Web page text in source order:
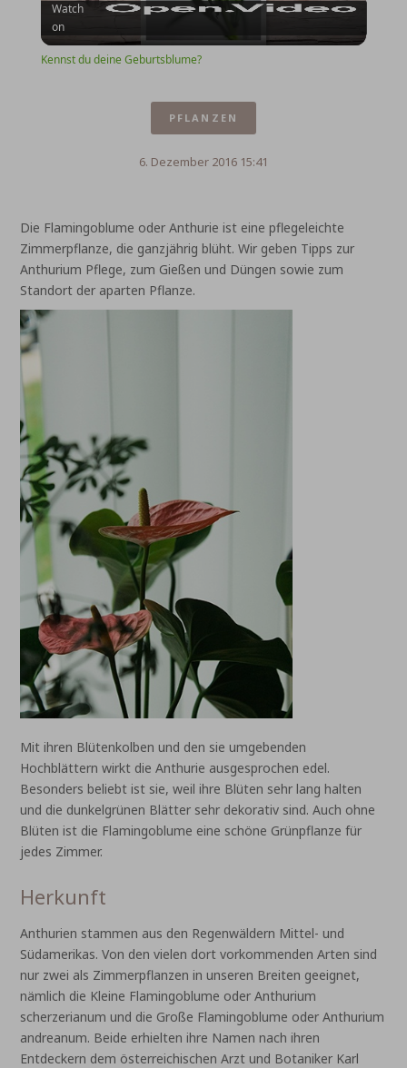
Video
Watch
on
Kennst du deine Geburtsblume?
PFLANZEN
6. Dezember 2016 15:41
Die Flamingoblume oder Anthurie ist eine pflegeleichte
Zimmerpflanze, die ganzjährig blüht. Wir geben Tipps zur
Anthurium Pflege, zum Gießen und Düngen sowie zum
Standort der aparten Pflanze.
Mit ihren Blütenkolben und den sie umgebenden
Hochblättern wirkt die Anthurie ausgesprochen edel.
Besonders beliebt ist sie, weil ihre Blüten sehr lang halten
und die dunkelgrünen Blätter sehr dekorativ sind. Auch ohne
Blüten ist die Flamingoblume eine schöne Grünpflanze für
jedes Zimmer.
Herkunft
Anthurien stammen aus den Regenwäldern Mittel- und
Südamerikas. Von den vielen dort vorkommenden Arten sind
nur zwei als Zimmerpflanzen in unseren Breiten geeignet,
nämlich die Kleine Flamingoblume oder Anthurium
scherzerianum und die Große Flamingoblume oder Anthurium
andreanum. Beide erhielten ihre Namen nach ihren
Entdeckern dem österreichischen Arzt und Botaniker Karl